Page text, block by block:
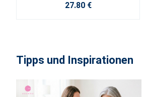
27.80 €
Tipps und Inspirationen